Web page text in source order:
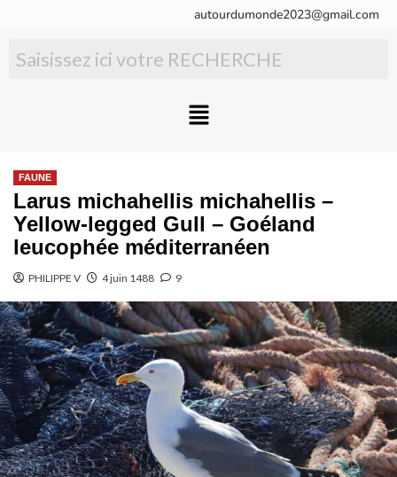
autourdumonde2023@gmail.com
FAUNE
Larus michahellis michahellis –
Yellow-legged Gull – Goéland
leucophée méditerranéen
PHILIPPE V 4 juin 1488 9